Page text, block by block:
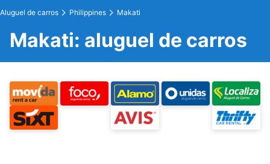
Aluguel de carros Philippines Makati
Makati: aluguel de carros